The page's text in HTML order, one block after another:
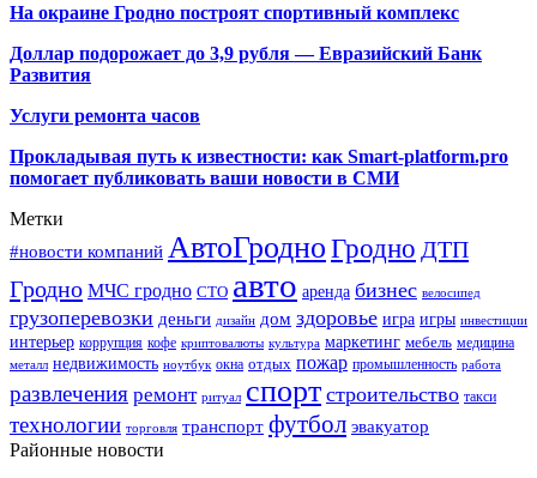
На окраине Гродно построят спортивный комплекс
Доллар подорожает до 3,9 рубля — Евразийский Банк
Развития
Услуги ремонта часов
Прокладывая путь к известности: как Smart-platform.pro
помогает публиковать ваши новости в СМИ
Метки
#новости компаний АвтоГродноГродно ДТП
Гродно МЧС гродно СТО авто аренда бизнес велосипед
грузоперевозки деньги дизайн дом здоровье игра игры инвестиции
интерьер коррупция кофе криптовалюты культура маркетинг мебель медицина
металл недвижимость ноутбук окна отдых пожар промышленность работа
развлечения ремонт ритуал спорт строительство такси
технологии торговля транспорт футбол эвакуатор
Районные новости